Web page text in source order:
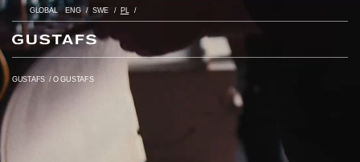
GLOBAL ENG SWE PL
GUSTAFS /O GUSTAFS